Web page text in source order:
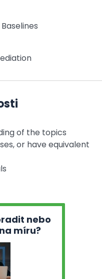
of the topics
or have equivalent
nebo
míru?